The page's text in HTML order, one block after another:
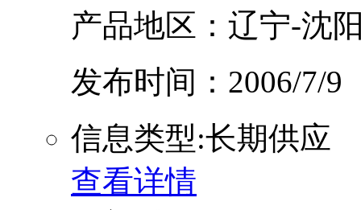
产品地区：辽宁-沈
发布时间：2006/7/9
信息类型:长期供应
查看详情